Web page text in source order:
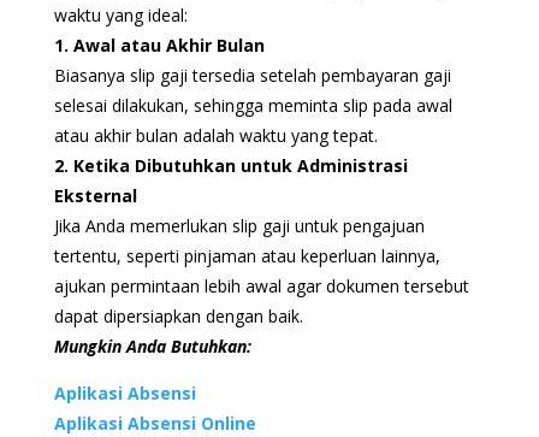
waktu yang ideal:
1. Awal atau Akhir Bulan
Biasanya slip gaji tersedia setelah pembayaran gaji
selesai dilakukan, sehingga meminta slip pada awal
atau akhir bulan adalah waktu yang tepat.
2. Ketika Dibutuhkan untuk Administrasi
Eksternal
Jika Anda memerlukan slip gaji untuk pengajuan
tertentu, seperti pinjaman atau keperluan lainnya,
ajukan permintaan lebih awal agar dokumen tersebut
dapat dipersiapkan dengan baik.
Mungkin Anda Butuhkan:
Aplikasi Absensi
Aplikasi Absensi Online